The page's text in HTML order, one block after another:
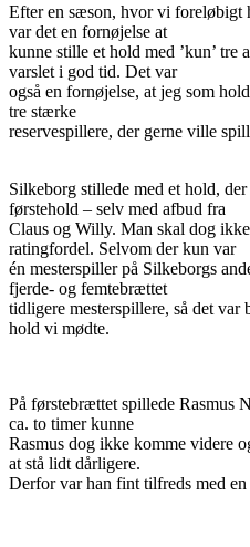
Efter en sæson, hvor vi foreløbigt
var det en fornøjelse at
kunne stille et hold med ’kun’ tre
varslet i god tid. Det var
også en fornøjelse, at jeg som
tre stærke
reservespillere, der gerne ville
Silkeborg stillede med et hold,
førstehold – selv med afbud fra
Claus og Willy. Man skal dog
ratingfordel. Selvom der kun var
én mesterspiller på Silkeborgs
fjerde- og femtebrættet
tidligere mesterspillere, så det
hold vi mødte.
På førstebrættet spillede Rasmus
ca. to timer kunne
Rasmus dog ikke komme videre
at stå lidt dårligere.
Derfor var han fint tilfreds med en